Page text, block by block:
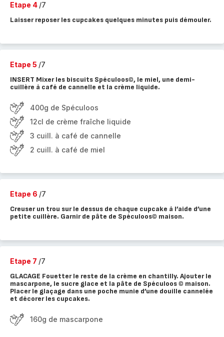
Etape 4 /7
Laisser reposer les cupcakes quelques minutes puis démouler.
Etape 5 /7
INSERT Mixer les biscuits Spéculoos©, le miel, une demi-
cuillère à café de cannelle et la crème liquide.
400g de Spéculoos
12cl de crème fraîche liquide
3 cuill. à café de cannelle
2 cuill. à café de miel
Etape 6 /7
Creuser un trou sur le dessus de chaque cupcake à l’aide d’une
petite cuillère. Garnir de pâte de Spéculoos© maison.
Etape 7 /7
GLACAGE Fouetter le reste de la crème en chantilly. Ajouter le
mascarpone, le sucre glace et la pâte de Spéculoos © maison.
Placer le glaçage dans une poche munie d’une douille cannelée
et décorer les cupcakes.
160g de mascarpone